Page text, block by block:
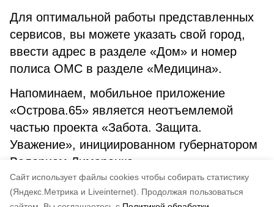
Cайт использует файлы cookies чтобы собирать статистику
(Яндекс.Метрика и Liveinternet).
Продолжая пользоваться
Для оптимальной работы представленных
сервисов, вы можете указать свой город,
ввести адрес в разделе «Дом» и номер
полиса ОМС в разделе «Медицина».
Напоминаем, мобильное приложение
«Острова.65» является неотъемлемой
частью проекта «Забота. Защита.
Уважение», инициированном губернатором
Валерием Лимаренко.